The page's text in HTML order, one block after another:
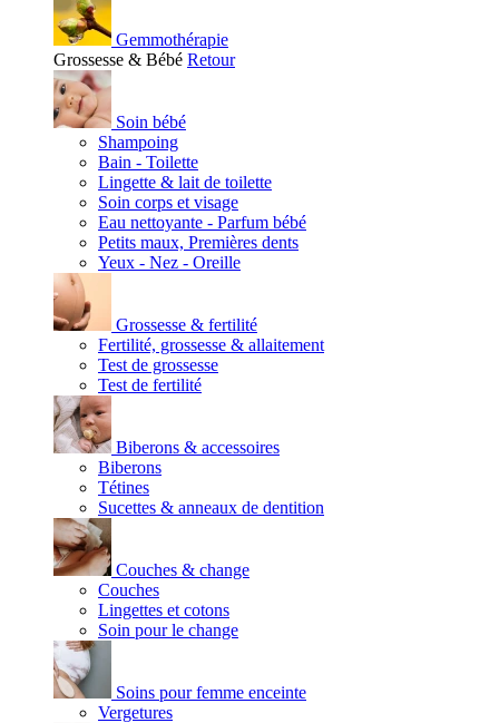
Gemmothérapie
Grossesse & Bébé Retour
Soin bébé
Shampoing
Bain - Toilette
Lingette & lait de toilette
Soin corps et visage
Eau nettoyante - Parfum bébé
Petits maux, Premières dents
Yeux - Nez - Oreille
Grossesse & fertilité
Fertilité, grossesse & allaitement
Test de grossesse
Test de fertilité
Biberons & accessoires
Biberons
Tétines
Sucettes & anneaux de dentition
Couches & change
Couches
Lingettes et cotons
Soin pour le change
Soins pour femme enceinte
Vergetures